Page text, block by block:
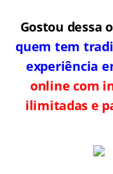
Gostou dessa
quem tem
experiência
online com
ilimitadas e